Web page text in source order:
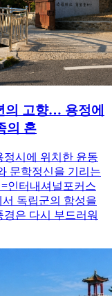
고향… 용정에
의 혼
시에 위치한 윤동
문학정신을 기리는
인터내셔널포커스
독립군의 함성을
은 다시 부드러워